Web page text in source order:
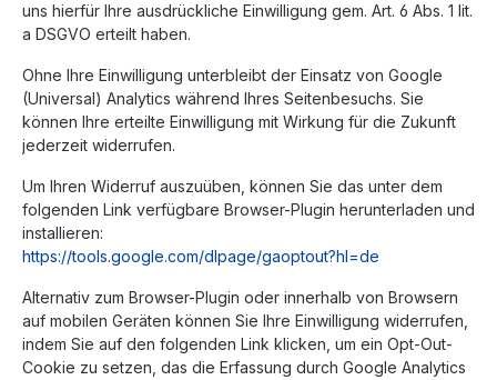
uns hierfür Ihre ausdrückliche Einwilligung gem. Art. 6 Abs. 1 lit.
a DSGVO erteilt haben.
Ohne Ihre Einwilligung unterbleibt der Einsatz von Google
(Universal) Analytics während Ihres Seitenbesuchs. Sie
können Ihre erteilte Einwilligung mit Wirkung für die Zukunft
jederzeit widerrufen.
Um Ihren Widerruf auszuüben, können Sie das unter dem
folgenden Link verfügbare Browser-Plugin herunterladen und
installieren:
https://tools.google.com/dlpage/gaoptout?hl=de
Alternativ zum Browser-Plugin oder innerhalb von Browsern
auf mobilen Geräten können Sie Ihre Einwilligung widerrufen,
indem Sie auf den folgenden Link klicken, um ein Opt-Out-
Cookie zu setzen, das die Erfassung durch Google Analytics